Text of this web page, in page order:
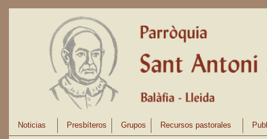
Pasar al contenido principal
Noticias Presbíteros Grupos Recursos pastorales